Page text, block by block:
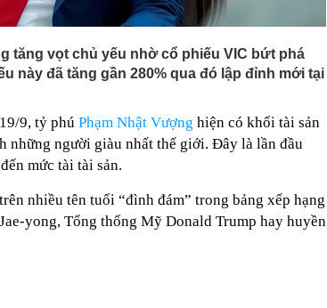
tăng vọt chủ yếu nhờ cổ phiếu VIC bứt phá
này đã tăng gần 280% qua đó lập đỉnh mới tại
9, tỷ phú Phạm Nhật Vượng hiện có khối tài sản
những người giàu nhất thế giới. Đây là lần đầu
mức tài tài sản.
nhiều tên tuổi “đình đám” trong bảng xếp hạng
yong, Tổng thống Mỹ Donald Trump hay huyền